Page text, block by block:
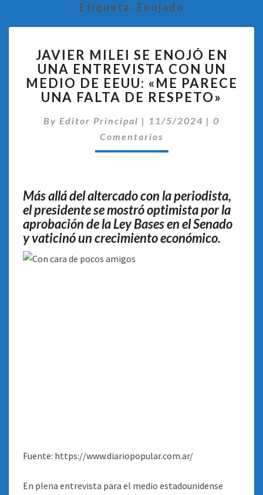
Etiqueta: Enojado
MILEI
SE
ENOJÓ
EN
ENTREVISTA
CON
«ME
PARECE
UNA
FALTA
RESPETO»
JAVIER MILEI SE ENOJÓ EN
UNA ENTREVISTA CON UN
MEDIO DE EEUU: «ME PARECE
UNA FALTA DE RESPETO»
By Editor Principal | 11/5/2024 | 0
Comentarios
Más allá del altercado con la periodista,
el presidente se mostró optimista por la
aprobación de la Ley Bases en el Senado
y vaticinó un crecimiento económico.
Fuente: https://www.diariopopular.com.ar/
En plena entrevista para el medio estadounidense